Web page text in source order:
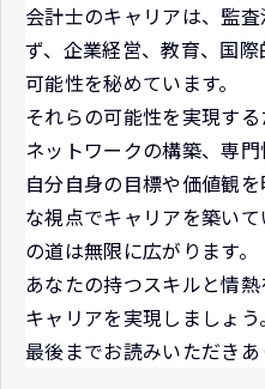
会計士のキャリアは、監
ず、企業経営、教育、国
可能性を秘めています。
それらの可能性を実現する
ネットワークの構築、専門
自分自身の目標や価値観
な視点でキャリアを築い
の道は無限に広がります。
あなたの持つスキルと情
キャリアを実現しましょう。
最後までお読みいただきあ